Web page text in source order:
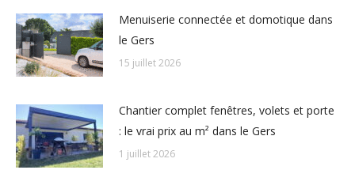
Menuiserie connectée et domotique dans
le Gers
15 juillet 2026
Chantier complet fenêtres, volets et porte
: le vrai prix au m² dans le Gers
1 juillet 2026